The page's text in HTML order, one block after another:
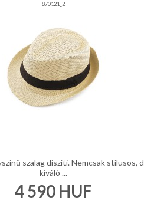
870121_2
szalag díszíti. Nemcsak stílusos,
kiváló ...
4 590 HUF